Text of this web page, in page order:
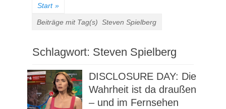
Start »
Beiträge mit Tag(s) Steven Spielberg
Schlagwort: Steven Spielberg
DISCLOSURE DAY: Die
Wahrheit ist da draußen
– und im Fernsehen